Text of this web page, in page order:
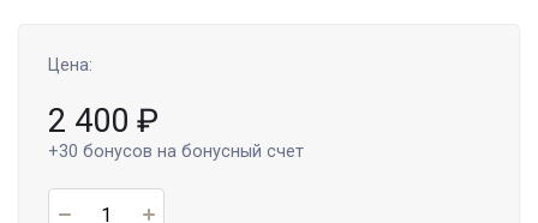
Цена:
2 400 ₽
+30 бонусов на бонусный счет